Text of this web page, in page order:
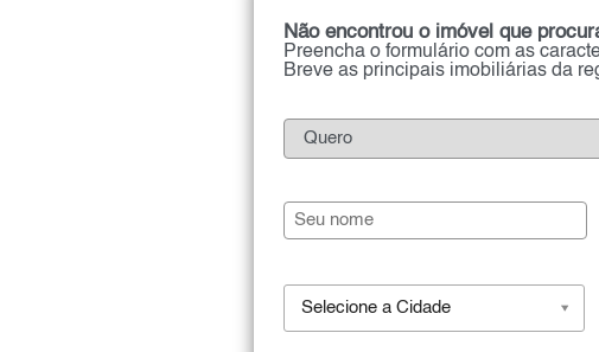
Não encontrou o imóvel que
Preencha o formulário com as
Breve as principais imobiliárias da
Selecione a Cidade